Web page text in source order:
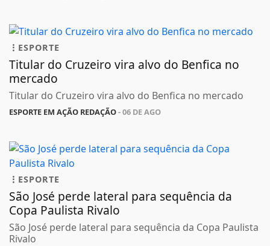
ESPORTE
Titular do Cruzeiro vira alvo do Benfica no
mercado
Titular do Cruzeiro vira alvo do Benfica no mercado
ESPORTE EM AÇÃO REDAÇÃO- 06 DE AGO
ESPORTE
São José perde lateral para sequência da
Copa Paulista Rivalo
São José perde lateral para sequência da Copa Paulista
Rivalo